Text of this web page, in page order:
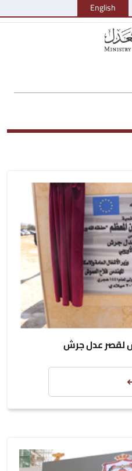
English
لقصر عدل جرش